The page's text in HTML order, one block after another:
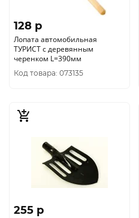
128 p
Лопата автомобильная
ТУРИСТ с деревянным
черенком L=390мм
Код товара: 073135
255 p